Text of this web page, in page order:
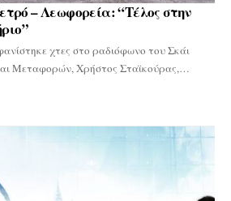
– Λεωφορεία: “Τέλος στην
χτες στο ραδιόφωνο του Σκάι
Μεταφορών, Χρήστος Σταϊκούρας,…